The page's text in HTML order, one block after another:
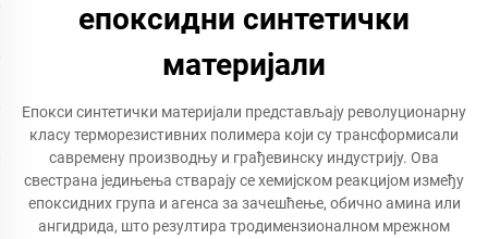
епоксидни синтетички
материјали
Епокси синтетички материјали представљају револуционарну
класу терморезистивних полимера који су трансформисали
савремену производњу и грађевинску индустрију. Ова
свестрана једињења стварају се хемијском реакцијом између
епоксидних група и агенса за зачешћење, обично амина или
ангидрида, што резултира тродимензионалном мрежном